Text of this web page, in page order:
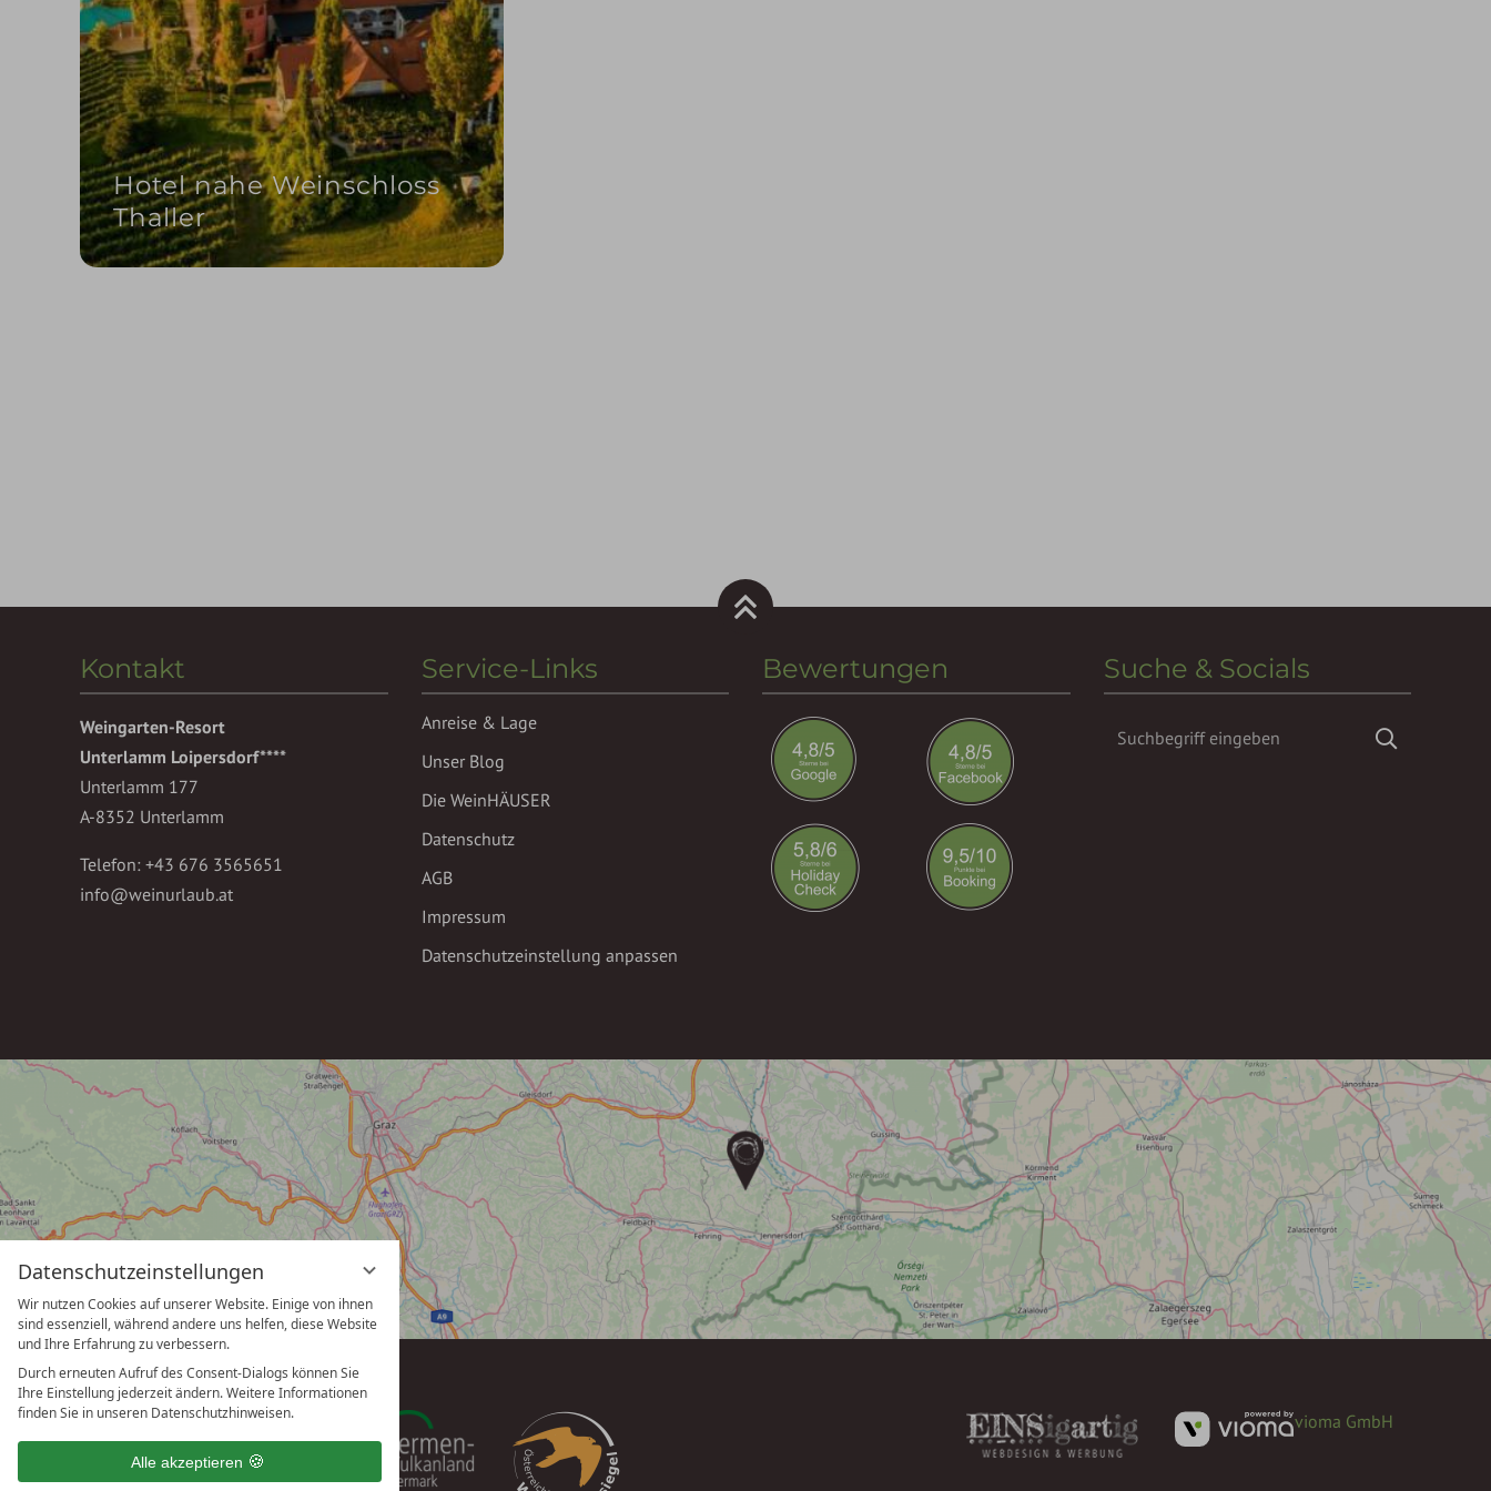
Datenschutzeinstellungen
Wir nutzen Cookies auf unserer Website. Einige von ihnen
sind essenziell, während andere uns helfen, diese Website
und Ihre Erfahrung zu verbessern.
Durch erneuten Aufruf des Consent-Dialogs können Sie
Ihre Einstellung jederzeit ändern. Weitere Informationen
finden Sie in unseren Datenschutzhinweisen.
Alle akzeptieren
Hotel nahe Weinschloss
Thaller
Kontakt
Weingarten-Resort
Unterlamm Loipersdorf****
Unterlamm 177
A-8352 Unterlamm
Telefon: +43 676 3565651
info@weinurlaub.at
Service-Links
Anreise & Lage
Unser Blog
Die WeinHÄUSER
Datenschutz
AGB
Impressum
Datenschutzeinstellung anpassen
Bewertungen Suche & Socials
vioma GmbH